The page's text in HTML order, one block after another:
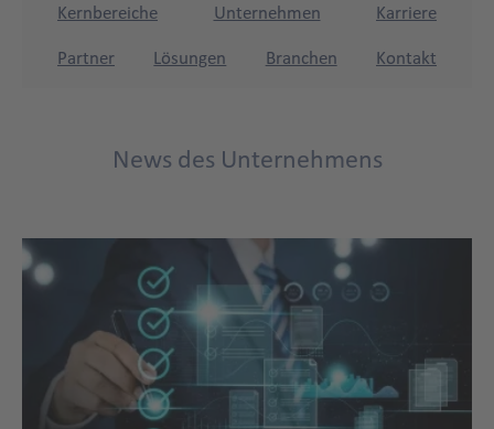
Kernbereiche Unternehmen Karriere
Partner Lösungen Branchen Kontakt
News des Unternehmens